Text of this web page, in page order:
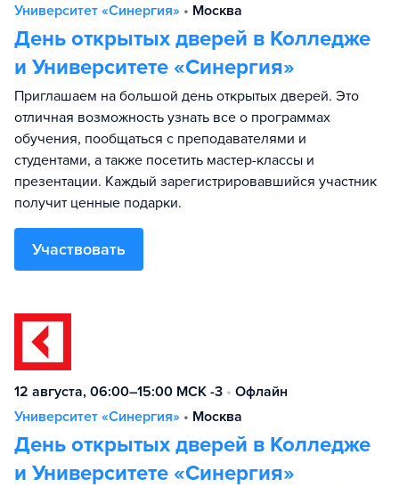
Университет «Синергия» • Москва
День открытых дверей в Колледже
и Университете «Синергия»
Приглашаем на большой день открытых дверей. Это
отличная возможность узнать все о программах
обучения, пообщаться с преподавателями и
студентами, а также посетить мастер-классы и
презентации. Каждый зарегистрировавшийся участник
получит ценные подарки.
Участвовать
12 августа, 06:00–15:00 МСК -3 • Офлайн
Университет «Синергия» • Москва
День открытых дверей в Колледже
и Университете «Синергия»